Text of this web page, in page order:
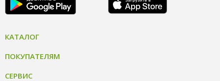
КАТАЛОГ
ПОКУПАТЕЛЯМ
СЕРВИС